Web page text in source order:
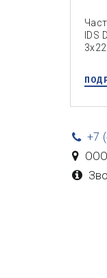
IDS
+7